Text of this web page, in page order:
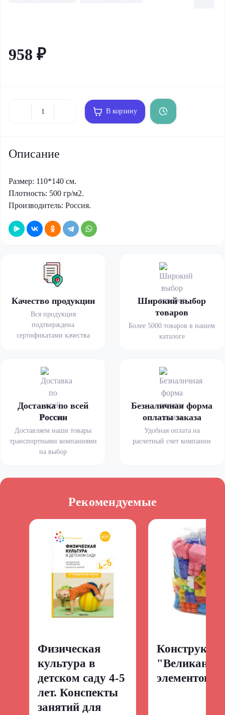
958 ₽
В корзину
Описание
Размер: 110*140 см.
Плотность: 500 гр/м2.
Производитель: Россия.
Качество продукции
Вся продукция
подтверждена
сертификатами качества
Широкий выбор
товаров
Более 5000 товаров в нашем
каталоге
Доставка по всей
России
Доставляем наши товары
транспортными компаниями
на выбор
Безналичная форма
оплаты заказа
Удобная оплата на
расчетный счет компании
Рекомендуемые
Физическая
культура в
детском саду 4-5
лет. Конспекты
занятий для
Конструктор
"Великан"
элементов)